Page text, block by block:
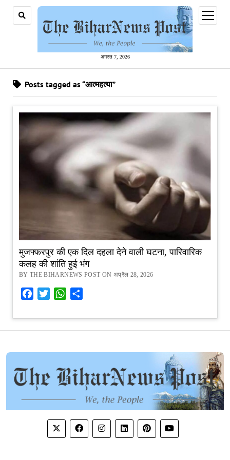
अगस्त 7, 2026
open
menu
Posts tagged as “आत्महत्या”
मुजफ्फरपुर की एक दिल दहला देने वाली घटना, पारिवारिक
कलह की शांति हुई भंग
BY THE BIHARNEWS POST ON अप्रैल 28, 2026
Facebook
TwitterWhatsApp